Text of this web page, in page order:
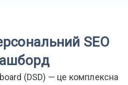
SEO
(DSD) — це комплексна